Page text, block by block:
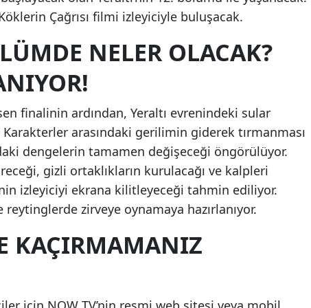
Çağrısı filmi izleyiciyle buluşacak.
NELER OLACAK?
finalinin ardından, Yeraltı evrenindeki sular
arasındaki gerilimin giderek tırmanması
dengelerin tamamen değişeceği öngörülüyor.
gizli ortaklıkların kurulacağı ve kalpleri
izleyiciyi ekrana kilitleyeceği tahmin ediliyor.
zirveye oynamaya hazırlanıyor.
KAÇIRMAMANIZ